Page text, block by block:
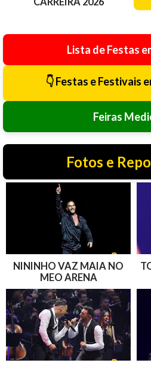
Lista de Festas
👇 Festas e Festivais
Feiras
Fotos e
NININHO VAZ MAIA NO
MEO ARENA